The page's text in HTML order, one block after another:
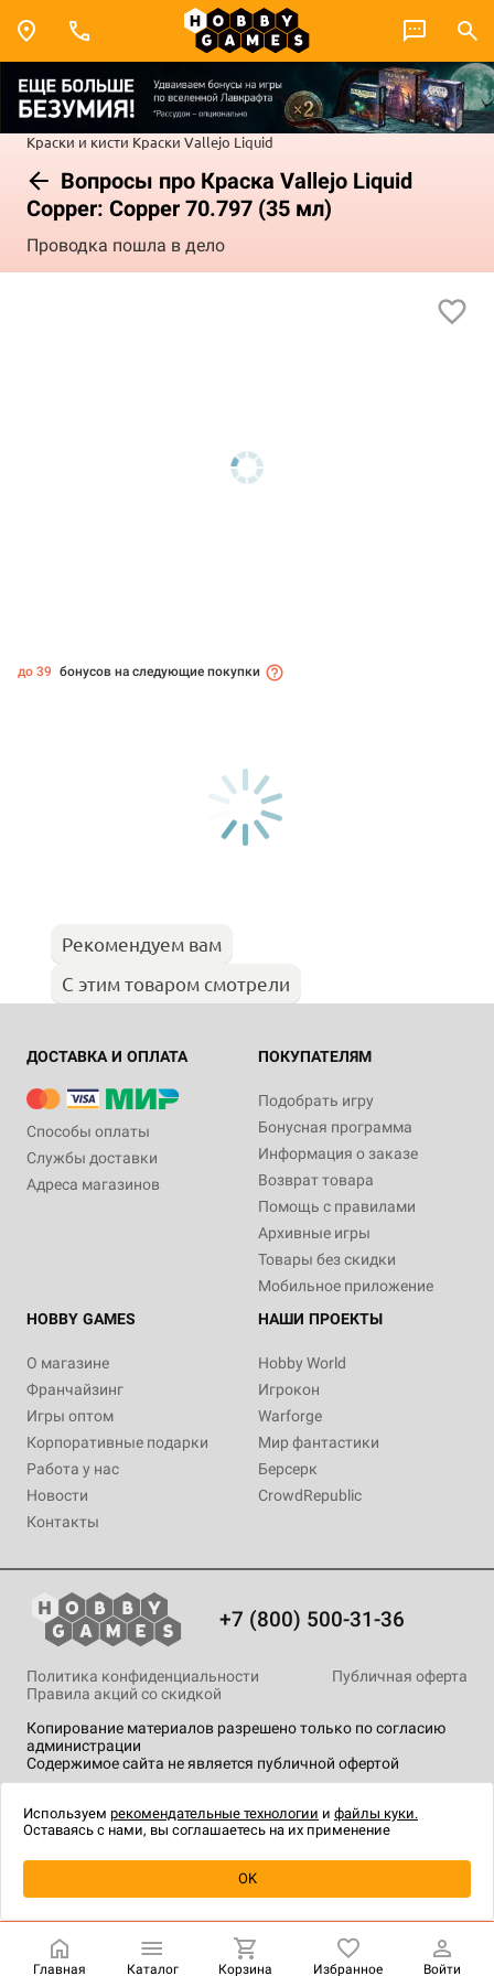
Краски и кисти Краски Vallejo Liquid
Вопросы про Краска Vallejo Liquid
Copper: Copper 70.797 (35 мл)
Проводка пошла в дело
Уведомить о наличии
до 39 бонусов на следующие покупки
Рекомендуем вам
С этим товаром смотрели
ДОСТАВКА И ОПЛАТА
Способы оплаты
Службы доставки
Адреса магазинов
ПОКУПАТЕЛЯМ
Подобрать игру
Бонусная программа
Информация о заказе
Возврат товара
Помощь с правилами
Архивные игры
Товары без скидки
Мобильное приложение
HOBBY GAMES
О магазине
Франчайзинг
Игры оптом
Корпоративные подарки
Работа у нас
Новости
Контакты
НАШИ ПРОЕКТЫ
Hobby World
Игрокон
Warforge
Мир фантастики
Берсерк
CrowdRepublic
+7 (800) 500-31-36
Копирование материалов разрешено только по согласию
администрации
Содержимое сайта не является публичной офертой
Политика конфиденциальности
Публичная оферта
Правила акций со скидкой
технологии.
Главная Каталог Корзина Избранное Войти
Используем рекомендательные технологии и файлы куки.
Оставаясь с нами, вы соглашаетесь на их применение
OK